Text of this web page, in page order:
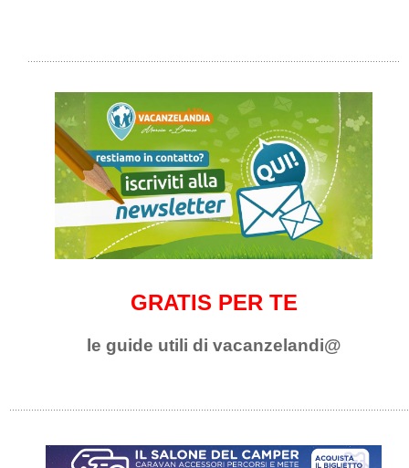
GRATIS PER TE
le guide utili di vacanzelandi@